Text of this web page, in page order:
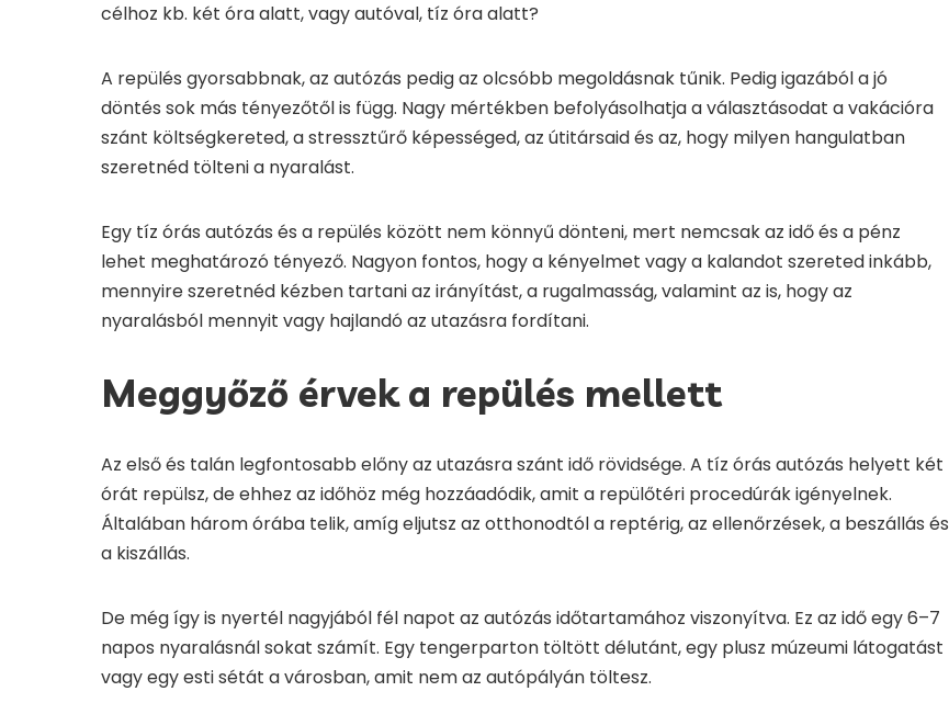
célhoz kb. két óra alatt, vagy autóval, tíz óra alatt?
A repülés gyorsabbnak, az autózás pedig az olcsóbb megoldásnak tűnik. Pedig igazából a jó
döntés sok más tényezőtől is függ. Nagy mértékben befolyásolhatja a választásodat a vakációra
szánt költségkereted, a stressztűrő képességed, az útitársaid és az, hogy milyen hangulatban
szeretnéd tölteni a nyaralást.
Egy tíz órás autózás és a repülés között nem könnyű dönteni, mert nemcsak az idő és a pénz
lehet meghatározó tényező. Nagyon fontos, hogy a kényelmet vagy a kalandot szereted inkább,
mennyire szeretnéd kézben tartani az irányítást, a rugalmasság, valamint az is, hogy az
nyaralásból mennyit vagy hajlandó az utazásra fordítani.
Meggyőző érvek a repülés mellett
Az első és talán legfontosabb előny az utazásra szánt idő rövidsége. A tíz órás autózás helyett két
órát repülsz, de ehhez az időhöz még hozzáadódik, amit a repülőtéri procedúrák igényelnek.
Általában három órába telik, amíg eljutsz az otthonodtól a reptérig, az ellenőrzések, a beszállás és
a kiszállás.
De még így is nyertél nagyjából fél napot az autózás időtartamához viszonyítva. Ez az idő egy 6–7
napos nyaralásnál sokat számít. Egy tengerparton töltött délutánt, egy plusz múzeumi látogatást
vagy egy esti sétát a városban, amit nem az autópályán töltesz.